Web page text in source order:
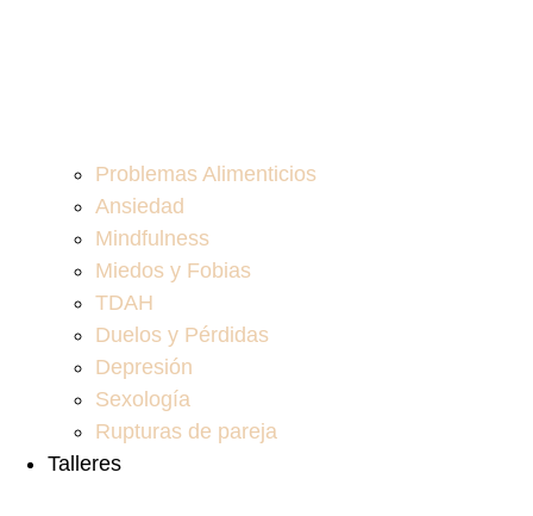
Problemas Alimenticios
Ansiedad
Mindfulness
Miedos y Fobias
TDAH
Duelos y Pérdidas
Depresión
Sexología
Rupturas de pareja
Talleres